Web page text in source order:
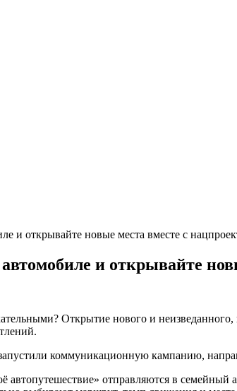
и открывайте новые места вместе с
и открывайте
Открытие нового и
коммуникационную кампанию,
автопутешествие» отправляются в семейный